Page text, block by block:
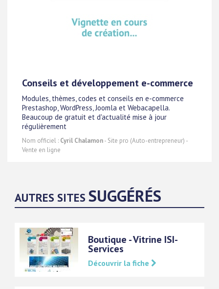
Conseils et développement e-commerce
Modules, thèmes, codes et conseils en e-commerce
Prestashop, WordPress, Joomla et Webacapella.
Beaucoup de gratuit et d'actualité mise à jour
régulièrement
Nom officiel : Cyril Chalamon- Site pro (Auto-entrepreneur) -
Vente en ligne
AUTRES SITES SUGGÉRÉS
Boutique - Vitrine ISI-
Services
Découvrir la fiche